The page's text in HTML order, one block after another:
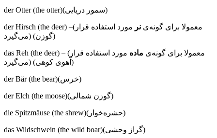
der Otter (the otter)(سمور دریایی)
der Hirsch (the deer) –(معمولا برای گونه‌ی نر مورد استفاده قرار
می‌گیرد) (گوزن)
das Reh (the deer) – (معمولا برای گونه‌ی ماده مورد استفاده قرار
می‌گیرد) (آهوی کوهی)
der Bär (the bear)(خرس)
der Elch (the moose)(گوزن شمالی)
die Spitzmäuse (the shrew)(حشره‌خوار)
das Wildschwein (the wild boar)(گراز وحشی)